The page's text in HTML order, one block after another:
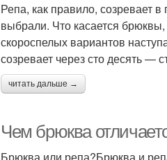
Репа, как правило, созревает в
выбрали. Что касается
скороспелых вариантов
созревает через сто десять —
читать дальше →
Чем брюква